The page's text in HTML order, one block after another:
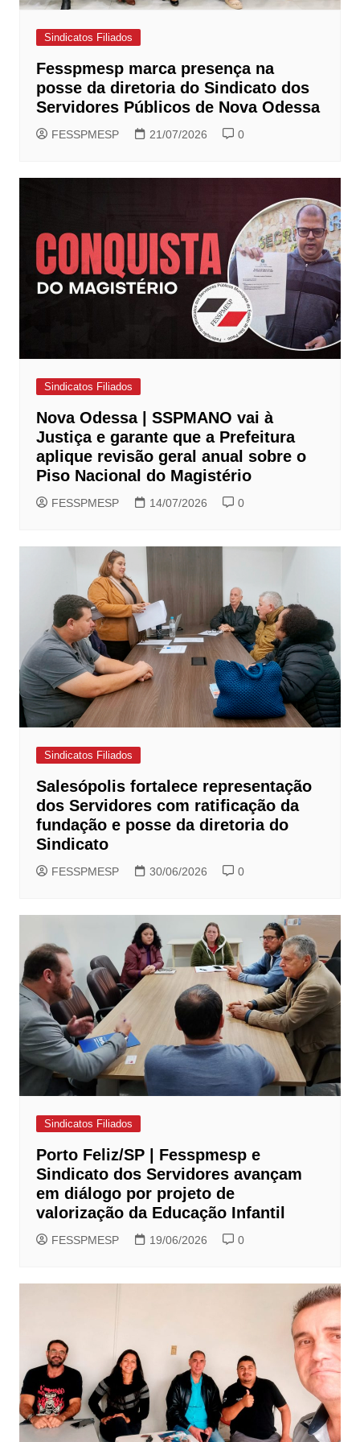
Sindicatos Filiados
Fesspmesp marca presença na
posse da diretoria do Sindicato dos
Servidores Públicos de Nova Odessa
FESSPMESP 21/07/2026 0
Sindicatos Filiados
Nova Odessa | SSPMANO vai à
Justiça e garante que a Prefeitura
aplique revisão geral anual sobre o
Piso Nacional do Magistério
FESSPMESP 14/07/2026 0
Sindicatos Filiados
Salesópolis fortalece representação
dos Servidores com ratificação da
fundação e posse da diretoria do
Sindicato
FESSPMESP 30/06/2026 0
Sindicatos Filiados
Porto Feliz/SP | Fesspmesp e
Sindicato dos Servidores avançam
em diálogo por projeto de
valorização da Educação Infantil
FESSPMESP 19/06/2026 0